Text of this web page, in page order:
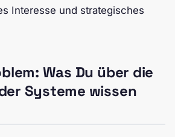
Interesse und strategisches
Was Du über die
Systeme wissen